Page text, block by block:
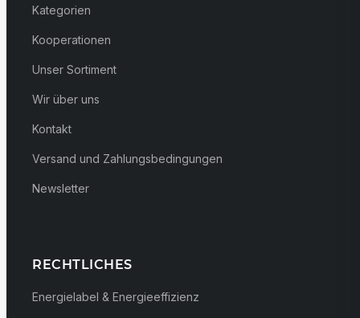
Kategorien
Kooperationen
Unser Sortiment
Wir über uns
Kontakt
Versand und Zahlungsbedingungen
Newsletter
RECHTLICHES
Energielabel & Energieeffizienz